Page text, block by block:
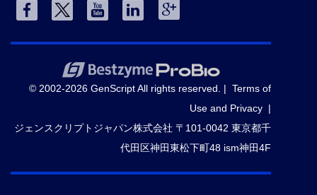
© 2002-2026 GenScript All rights reserved. | Terms of
Use and Privacy |
ジェンスクリプトジャパン株式会社 〒101-0042 東京都千
代田区神田東松下町48 ism神田4F